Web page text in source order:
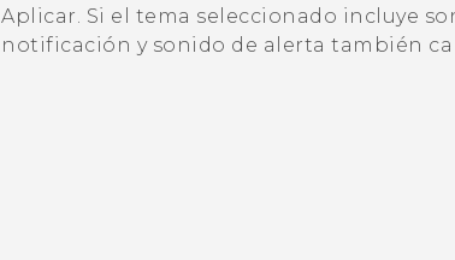
Aplicar . Si el tema seleccionado incluye
notificación y sonido de alerta también